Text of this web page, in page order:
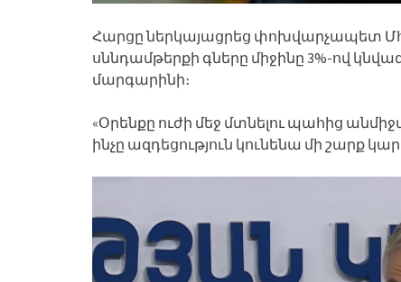
Հարցը ներկայացրեց փոխվարչապետ
սննդամթերքի գները միջինը 3%-ով
մարգարինի։
«Օրենքը ուժի մեջ մտնելու պահից
ինչը ազդեցություն կունենա մի շարք